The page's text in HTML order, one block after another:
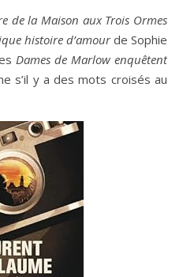
de la Maison aux Trois Ormes
histoire d’amourde Sophie
Dames de Marlow enquêtent
s’il y a des mots croisés au